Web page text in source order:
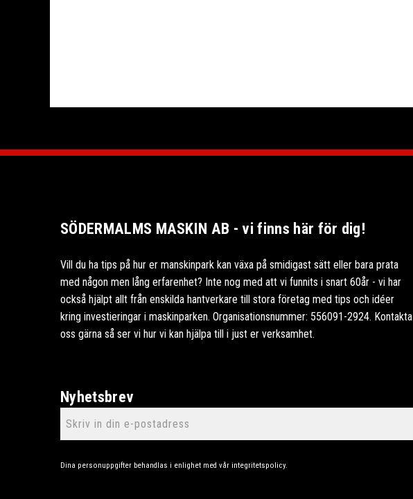
SÖDERMALMS MASKIN AB - vi finns här för dig!
Vill du ha tips på hur er manskinpark kan växa på smidigast sätt eller bara prata
med någon men lång erfarenhet? Inte nog med att vi funnits i snart 60år - vi har
också hjälpt allt från enskilda hantverkare till stora företag med tips och idéer
kring investieringar i maskinparken. Organisationsnummer: 556091-2924. Kontakta
oss gärna så ser vi hur vi kan hjälpa till i just er verksamhet.
Nyhetsbrev
Dina personuppgifter behandlas i enlighet med vår integritetspolicy.